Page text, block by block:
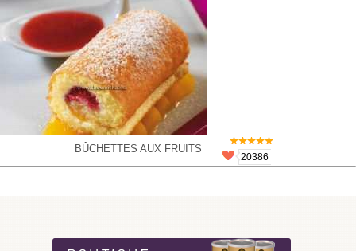
BÛCHETTES AUX FRUITS
20386